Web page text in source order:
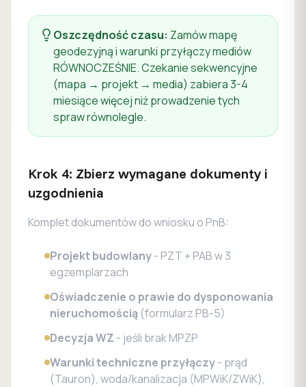
Oszczędność czasu: Zamów mapę
geodezyjną i warunki przyłączy mediów
RÓWNOCZEŚNIE. Czekanie sekwencyjne
(mapa → projekt → media) zabiera 3-4
miesiące więcej niż prowadzenie tych
spraw równolegle.
Krok 4: Zbierz wymagane dokumenty i
uzgodnienia
Komplet dokumentów do wniosku o PnB:
Projekt budowlany- PZT + PAB w 3
egzemplarzach
Oświadczenie o prawie do dysponowania
nieruchomością (formularz PB-5)
Decyzja WZ - jeśli brak MPZP
Warunki techniczne przyłączy- prąd
(Tauron), woda/kanalizacja (MPWiK/ZWiK),